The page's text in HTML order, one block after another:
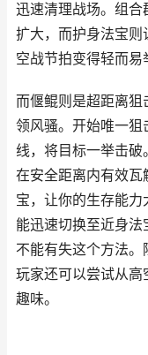
迅速清理战场。组
扩大，而护身法宝
空战节拍变得轻而易
而偃鲲则是超距离
领风骚。开始唯一
线，将目标一举击
在安全距离内有效
宝，让你的生存能
能迅速切换至近身
不能有失这个方法。
玩家还可以尝试从
趣味。